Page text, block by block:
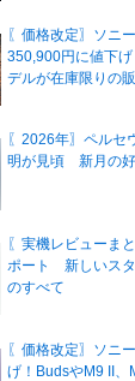
〖価格改定〗ソニ
350,900円に値下
デルが在庫限りの
〖2026年〗ペルセ
明が見頃 新月の
〖実機レビューま
ポート 新しいス
のすべて
〖価格改定〗ソニ
げ！BudsやM9 II、